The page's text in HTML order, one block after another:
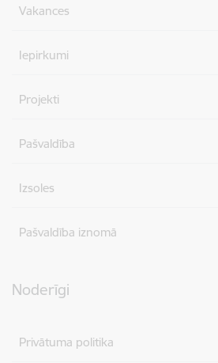
Vakances
Iepirkumi
Projekti
Pašvaldība
Izsoles
Pašvaldība iznomā
Noderīgi
Privātuma politika